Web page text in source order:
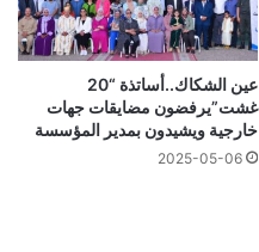
عين الشكاك..أساتذة “20
غشت”يرفضون مضايقات جهات
خارجية ويشيدون بمدير المؤسسة
2025-05-06